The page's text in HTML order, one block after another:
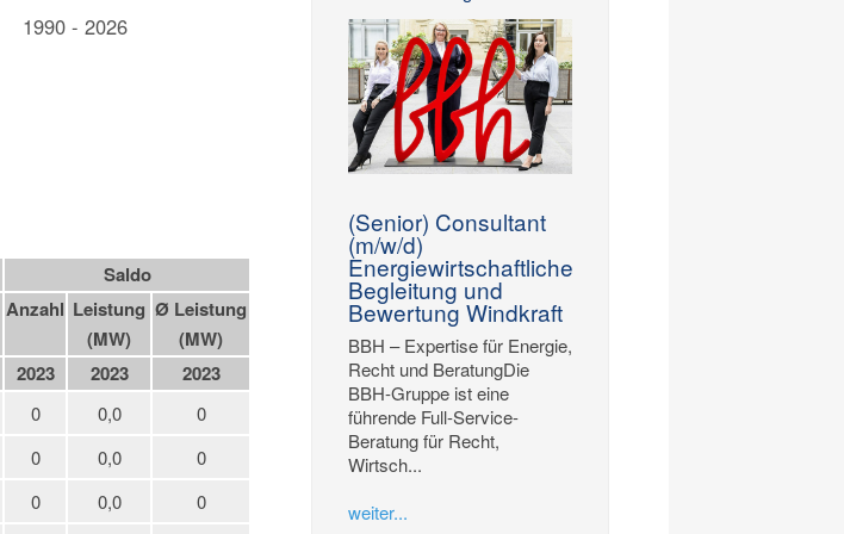
1990 - 2026
Saldo
Anzahl Leistung
(MW)
Ø Leistung
(MW)
2023 2023 2023
0 0,0
0
0 0,0
0
0 0,0
0
(Senior) Consultant
(m/w/d)
Energiewirtschaftliche
Begleitung und
Bewertung Windkraft
BBH – Expertise für Energie,
Recht und BeratungDie
BBH-Gruppe ist eine
führende Full-Service-
Beratung für Recht,
Wirtsch...
weiter...